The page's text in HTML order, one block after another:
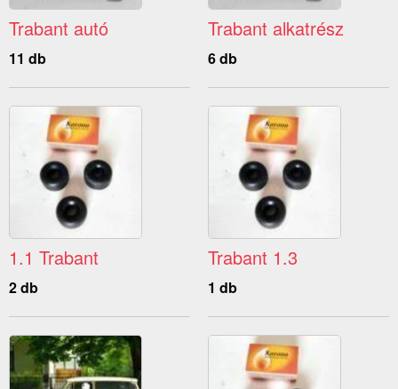
Trabant autó
11 db
Trabant alkatrész
6 db
1.1 Trabant
2 db
Trabant 1.3
1 db